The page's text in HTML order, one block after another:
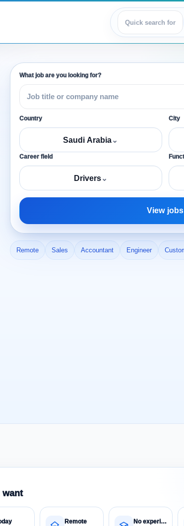
View jobs
What job are you looking for?
Country
Saudi Arabia⌄
City
Career field
Drivers⌄
View jobs
Remote Sales Accountant Engineer
want
Remote No experience